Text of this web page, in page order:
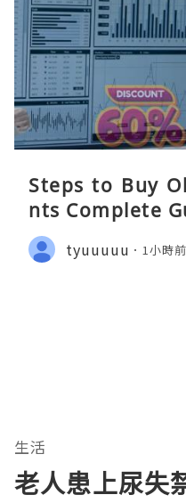
Steps to Buy
nts Complete
tyuuuuu 1小時前
生活
老人患上尿失